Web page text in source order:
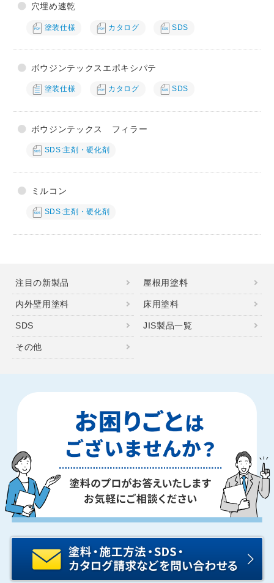
注目の新製品 屋根用塗料
内外壁用塗料 床用塗料
SDS JIS製品一覧
その他
穴埋め速乾
塗装仕様 カタログ SDS
ボウジンテックスエポキシパテ
塗装仕様 カタログ SDS
ボウジンテックス フィラー
SDS 主剤・硬化剤
ミルコン
SDS 主剤・硬化剤